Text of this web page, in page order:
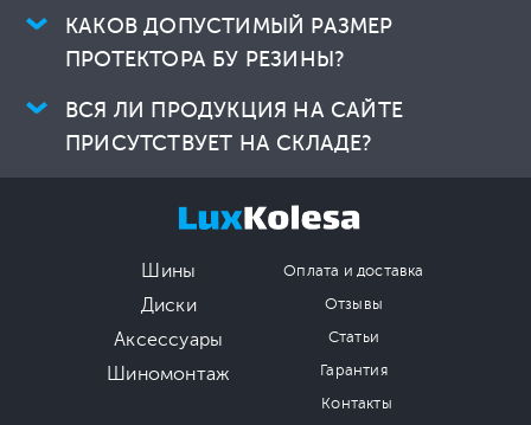
КАКОВ ДОПУСТИМЫЙ РАЗМЕР
ПРОТЕКТОРА БУ РЕЗИНЫ?
ВСЯ ЛИ ПРОДУКЦИЯ НА САЙТЕ
ПРИСУТСТВУЕТ НА СКЛАДЕ?
Шины
Диски
Аксессуары
Шиномонтаж
Оплата и доставка
Отзывы
Статьи
Гарантия
Контакты